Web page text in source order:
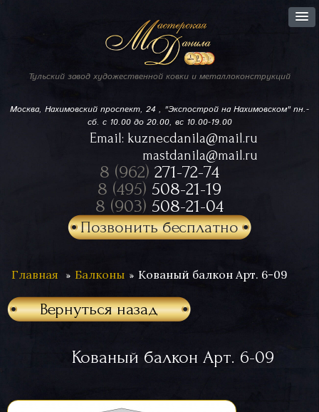
Тульский завод художественной ковки и металлоконструкций
Москва, Нахимовский проспект, 24 , "Экспострой на Нахимовском"пн.-
сб. с 10.00 до 20.00, вс 10.00-19.00
Email: kuznecdanila@mail.ru
mastdanila@mail.ru
8 (962) 271-72-74
8 (495) 508-21-19
8 (903) 508-21-04
Позвонить бесплатно
Главная Балконы Кованый балкон Арт. 6-09
Вернуться назад
Кованый балкон Арт. 6-09